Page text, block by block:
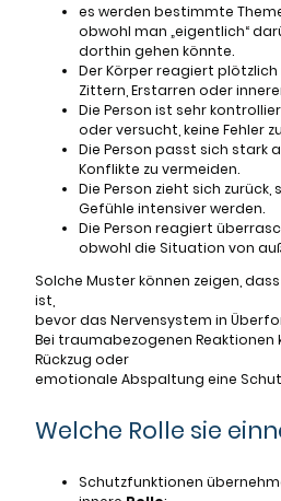
es werden bestimmte
obwohl man „eigentlich“
dorthin gehen könnte.
Der Körper reagiert plötzlich
Zittern, Erstarren oder
Die Person ist sehr
oder versucht, keine Fehler
Die Person passt sich stark
Konflikte zu vermeiden.
Die Person zieht sich
Gefühle intensiver werden.
Die Person reagiert
obwohl die Situation von
Solche Muster können zeigen,
ist,
bevor das Nervensystem in
Bei traumabezogenen Reaktionen
Rückzug oder
emotionale Abspaltung eine
Welche Rolle sie
Schutzfunktionen